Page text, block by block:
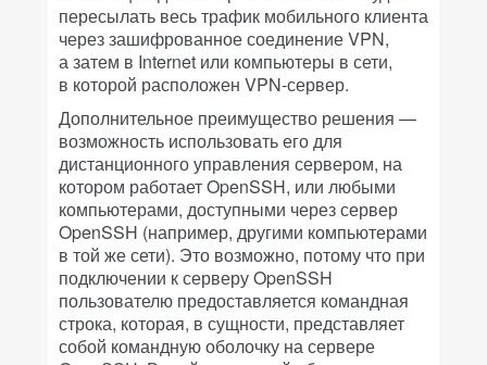
пересылать весь трафик мобильного клиента
через зашифрованное соединение VPN,
а затем в Internet или компьютеры в сети,
в которой расположен VPN-сервер.
Дополнительное преимущество решения —
возможность использовать его для
дистанционного управления сервером, на
котором работает OpenSSH, или любыми
компьютерами, доступными через сервер
OpenSSH (например, другими компьютерами
в той же сети). Это возможно, потому что при
подключении к серверу OpenSSH
пользователю предоставляется командная
строка, которая, в сущности, представляет
собой командную оболочку на сервере